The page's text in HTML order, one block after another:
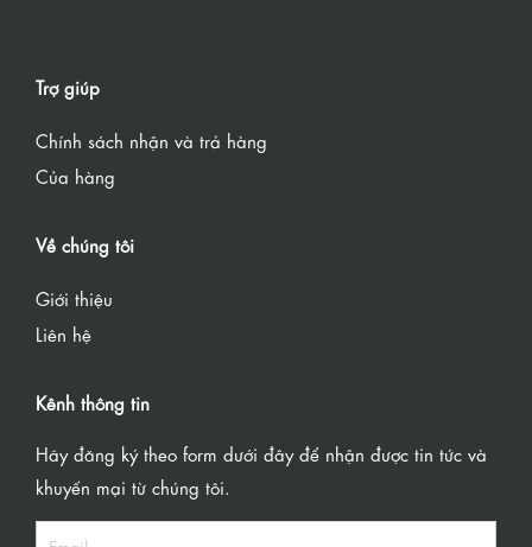
Trợ giúp
Chính sách nhận và trả hàng
Của hàng
Về chúng tôi
Giới thiệu
Liên hệ
Kênh thông tin
Hãy đăng ký theo form dưới đây để nhận được tin tức và
khuyến mại từ chúng tôi.